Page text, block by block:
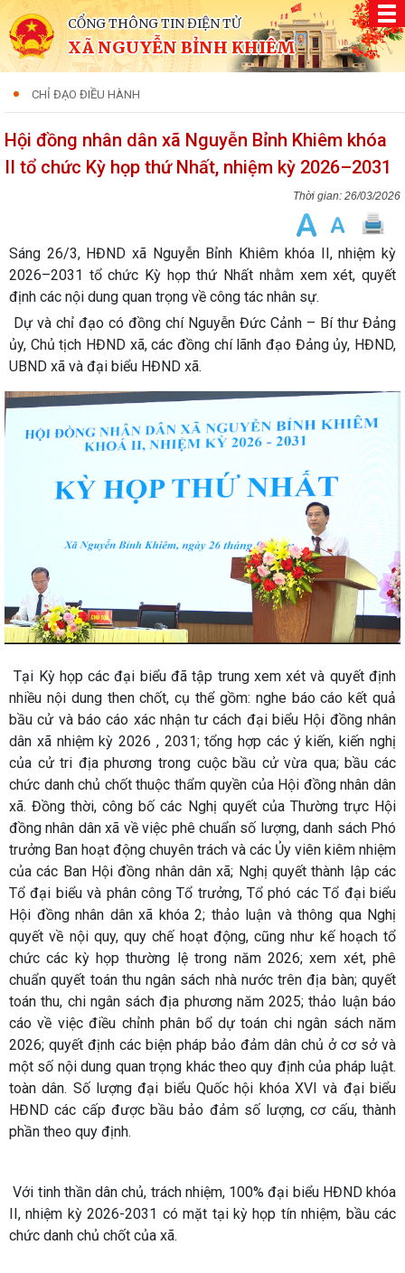
CỔNG THÔNG TIN ĐIỆN TỬ
XÃ NGUYỄN BỈNH KHIÊM
CHỈ ĐẠO ĐIỀU HÀNH
Hội đồng nhân dân xã Nguyễn Bỉnh Khiêm khóa
II tổ chức Kỳ họp thứ Nhất, nhiệm kỳ 2026–2031
26/03/2026
Sáng 26/3, HĐND xã Nguyễn Bỉnh Khiêm khóa II, nhiệm kỳ
2026–2031 tổ chức Kỳ họp thứ Nhất nhằm xem xét, quyết
định các nội dung quan trọng về công tác nhân sự.
Dự và chỉ đạo có đồng chí Nguyễn Đức Cảnh – Bí thư Đảng
ủy, Chủ tịch HĐND xã, các đồng chí lãnh đạo Đảng ủy, HĐND,
UBND xã và đại biểu HĐND xã.
Tại Kỳ họp các đại biểu đã tập trung xem xét và quyết định
nhiều nội dung then chốt, cụ thể gồm: nghe báo cáo kết quả
bầu cử và báo cáo xác nhận tư cách đại biểu Hội đồng nhân
dân xã nhiệm kỳ 2026 , 2031; tổng hợp các ý kiến, kiến nghị
của cử tri địa phương trong cuộc bầu cử vừa qua; bầu các
chức danh chủ chốt thuộc thẩm quyền của Hội đồng nhân dân
xã. Đồng thời, công bố các Nghị quyết của Thường trực Hội
đồng nhân dân xã về việc phê chuẩn số lượng, danh sách Phó
trưởng Ban hoạt động chuyên trách và các Ủy viên kiêm nhiệm
của các Ban Hội đồng nhân dân xã; Nghị quyết thành lập các
Tổ đại biểu và phân công Tổ trưởng, Tổ phó các Tổ đại biểu
Hội đồng nhân dân xã khóa 2; thảo luận và thông qua Nghị
quyết về nội quy, quy chế hoạt động, cũng như kế hoạch tổ
chức các kỳ họp thường lệ trong năm 2026; xem xét, phê
chuẩn quyết toán thu ngân sách nhà nước trên địa bàn; quyết
toán thu, chi ngân sách địa phương năm 2025; thảo luận báo
cáo về việc điều chỉnh phân bổ dự toán chi ngân sách năm
2026; quyết định các biện pháp bảo đảm dân chủ ở cơ sở và
một số nội dung quan trọng khác theo quy định của pháp luật.
toàn dân. Số lượng đại biểu Quốc hội khóa XVI và đại biểu
HĐND các cấp được bầu bảo đảm số lượng, cơ cấu, thành
phần theo quy định.
Với tinh thần dân chủ, trách nhiệm, 100% đại biểu HĐND khóa
II, nhiệm kỳ 2026-2031 có mặt tại kỳ họp tín nhiệm, bầu các
chức danh chủ chốt của xã.